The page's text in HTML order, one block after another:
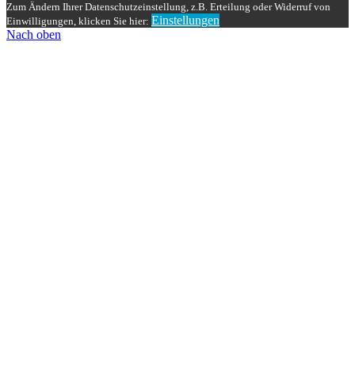
Zum Ändern Ihrer Datenschutzeinstellung, z.B. Erteilung oder Widerruf von
Einwilligungen, klicken Sie hier: Einstellungen
Nach oben